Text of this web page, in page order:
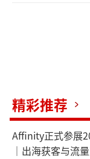
精彩推荐
Affinity正式参展
｜出海获客与流